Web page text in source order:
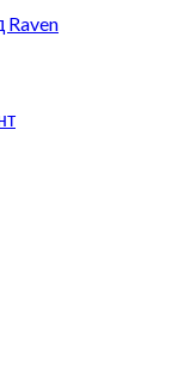
Raven